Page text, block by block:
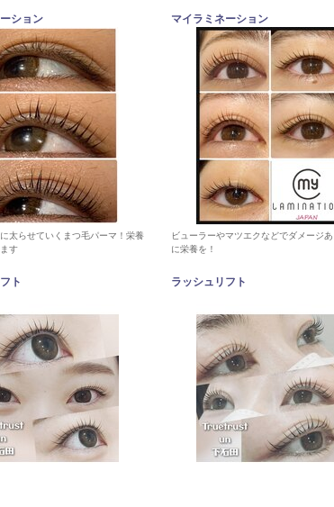
ション
太らせていくまつ毛パーマ！栄養
す
マイラミネーション
ビューラーやマツエクなどでダメージ
に栄養を！
ト ラッシュリフト